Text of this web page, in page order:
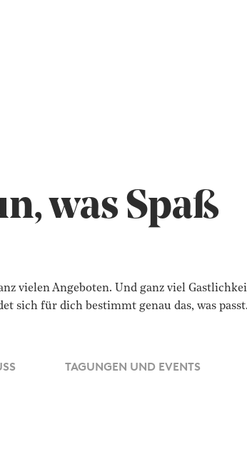
was Spaß
vielen Angeboten. Und ganz viel
sich für dich bestimmt genau das, was passt.
TAGUNGEN UND EVENTS